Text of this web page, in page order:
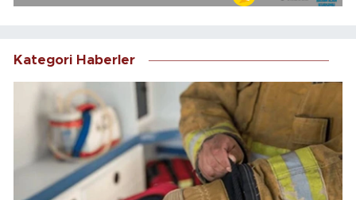
Kategori Haberler